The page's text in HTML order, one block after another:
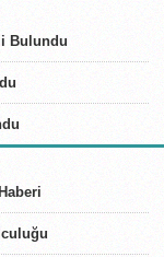
Bulundu